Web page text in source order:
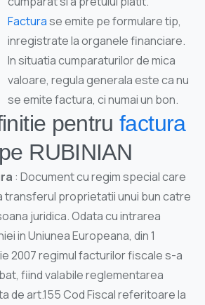
Facturase emite pe formulare tip,
inregistrate la organele financiare.
In situatia cumparaturilor de mica
valoare, regula generala este ca nu
se emite factura, ci numai un bon.
pentrufactura
RUBINIAN
: Document cu regim special care
transferul proprietatii unui bun catre
juridica. Odata cu intrarea
in Uniunea Europeana, din 1
2007 regimul facturilor fiscale s-a
fiind valabile reglementarea
de art.155 Cod Fiscal referitoare la